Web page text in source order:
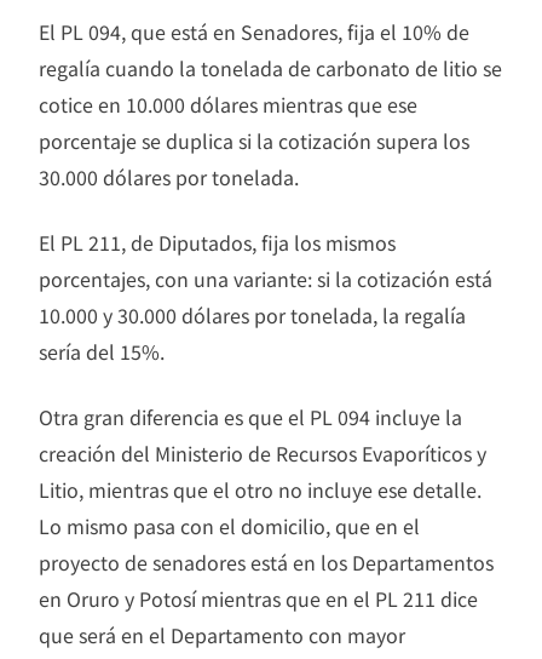
El PL 094, que está en Senadores, fija el 10% de
regalía cuando la tonelada de carbonato de litio se
cotice en 10.000 dólares mientras que ese
porcentaje se duplica si la cotización supera los
30.000 dólares por tonelada.
El PL 211, de Diputados, fija los mismos
porcentajes, con una variante: si la cotización está
10.000 y 30.000 dólares por tonelada, la regalía
sería del 15%.
Otra gran diferencia es que el PL 094 incluye la
creación del Ministerio de Recursos Evaporíticos y
Litio, mientras que el otro no incluye ese detalle.
Lo mismo pasa con el domicilio, que en el
proyecto de senadores está en los Departamentos
en Oruro y Potosí mientras que en el PL 211 dice
que será en el Departamento con mayor